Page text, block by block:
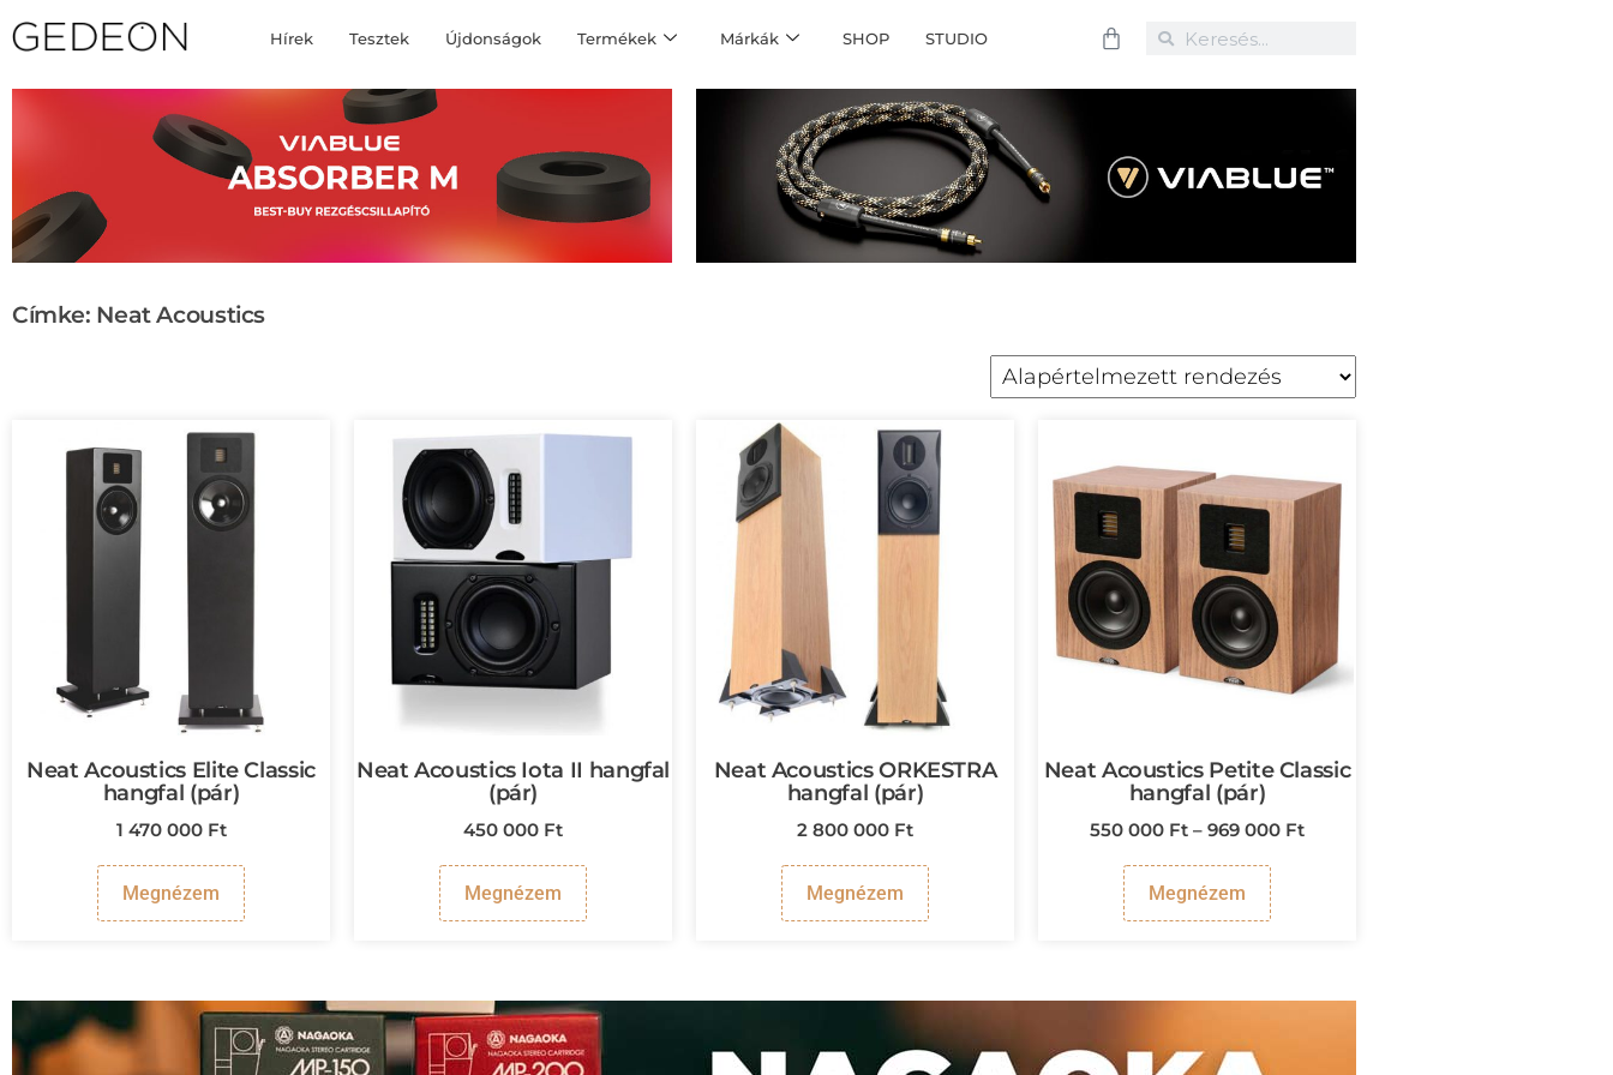
Hírek Tesztek Újdonságok Termékek Márkák SHOP STUDIO
Címke: Neat Acoustics
Neat Acoustics Elite Classic
hangfal (pár)
1 470 000 Ft
Megnézem
Neat Acoustics Iota II hangfal
(pár)
450 000 Ft
Megnézem
Neat Acoustics ORKESTRA
hangfal (pár)
2 800 000 Ft
Megnézem
Neat Acoustics Petite Classic
hangfal (pár)
550 000 Ft – 969 000 Ft
Megnézem